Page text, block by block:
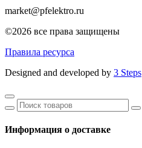
market@pfelektro.ru
©2026 все права защищены
Правила ресурса
Designed and developed by 3 Steps
Информация о доставке